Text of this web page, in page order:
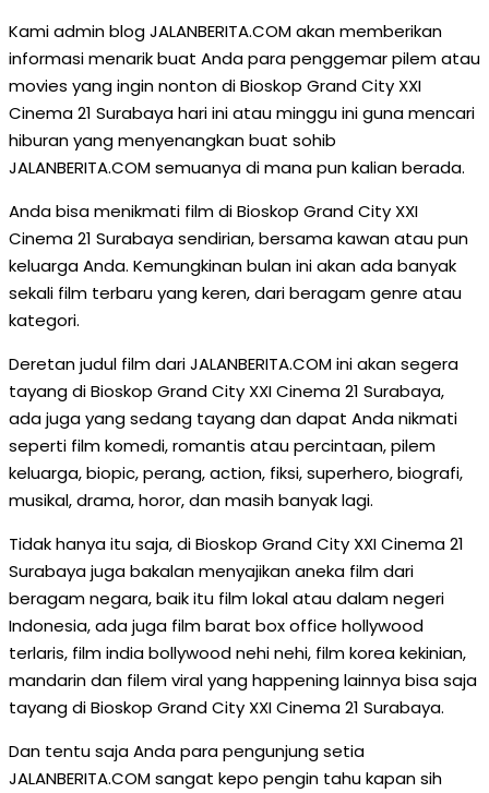
Kami admin blog JALANBERITA.COM akan memberikan
informasi menarik buat Anda para penggemar pilem atau
movies yang ingin nonton di Bioskop Grand City XXI
Cinema 21 Surabaya hari ini atau minggu ini guna mencari
hiburan yang menyenangkan buat sohib
JALANBERITA.COM semuanya di mana pun kalian berada.
Anda bisa menikmati film di Bioskop Grand City XXI
Cinema 21 Surabaya sendirian, bersama kawan atau pun
keluarga Anda. Kemungkinan bulan ini akan ada banyak
sekali film terbaru yang keren, dari beragam genre atau
kategori.
Deretan judul film dari JALANBERITA.COM ini akan segera
tayang di Bioskop Grand City XXI Cinema 21 Surabaya,
ada juga yang sedang tayang dan dapat Anda nikmati
seperti film komedi, romantis atau percintaan, pilem
keluarga, biopic, perang, action, fiksi, superhero, biografi,
musikal, drama, horor, dan masih banyak lagi.
Tidak hanya itu saja, di Bioskop Grand City XXI Cinema 21
Surabaya juga bakalan menyajikan aneka film dari
beragam negara, baik itu film lokal atau dalam negeri
Indonesia, ada juga film barat box office hollywood
terlaris, film india bollywood nehi nehi, film korea kekinian,
mandarin dan filem viral yang happening lainnya bisa saja
tayang di Bioskop Grand City XXI Cinema 21 Surabaya.
Dan tentu saja Anda para pengunjung setia
JALANBERITA.COM sangat kepo pengin tahu kapan sih